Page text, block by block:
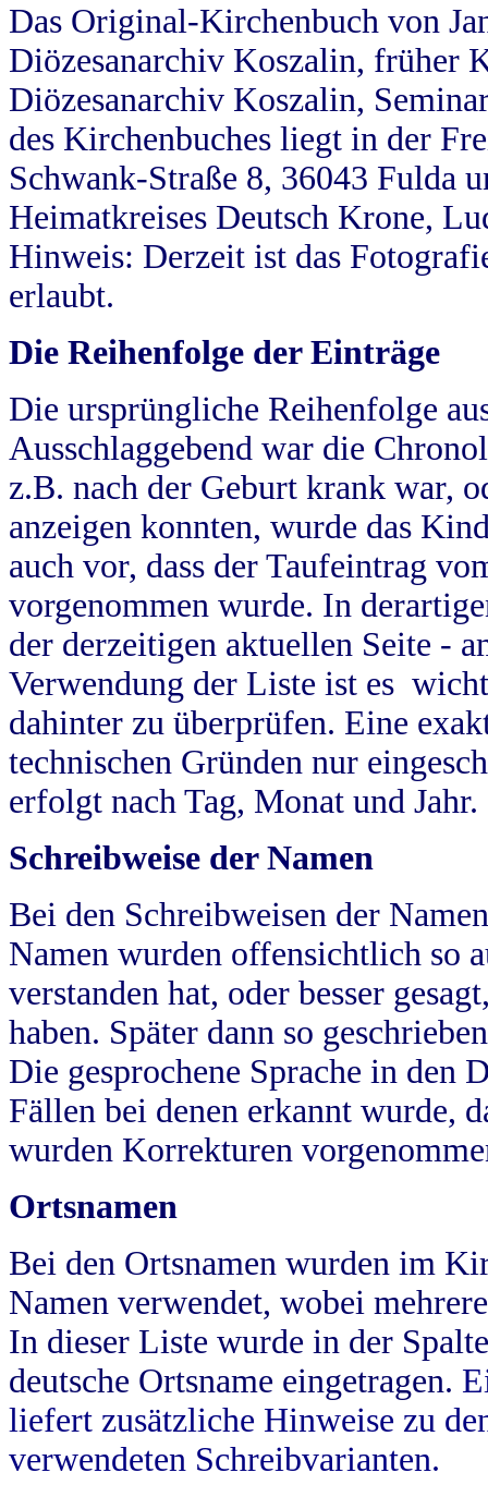
Das Original-Kirchenbuch von
Diözesanarchiv Koszalin, früher
Diözesanarchiv Koszalin,
des Kirchenbuches liegt in der
Schwank-Straße 8, 36043 Fulda
Heimatkreises Deutsch Krone,
Hinweis: Derzeit ist das
erlaubt.
Die Reihenfolge der Einträge
Die ursprüngliche Reihenfolge
Ausschlaggebend war die
z.B. nach der Geburt krank war,
anzeigen konnten, wurde das
auch vor, dass der Taufeintrag
vorgenommen wurde. In
der derzeitigen aktuellen Seite -
Verwendung der Liste ist es
dahinter zu überprüfen. Eine
technischen Gründen nur
erfolgt nach Tag, Monat und Jahr.
Schreibweise der Namen
Bei den Schreibweisen der
Namen wurden offensichtlich so
verstanden hat, oder besser
haben. Später dann so
Die gesprochene Sprache in
Fällen bei denen erkannt wurde,
wurden Korrekturen
Ortsnamen
Bei den Ortsnamen wurden im
Namen verwendet, wobei
In dieser Liste wurde in der
deutsche Ortsname eingetragen.
liefert zusätzliche Hinweise zu
verwendeten Schreibvarianten.